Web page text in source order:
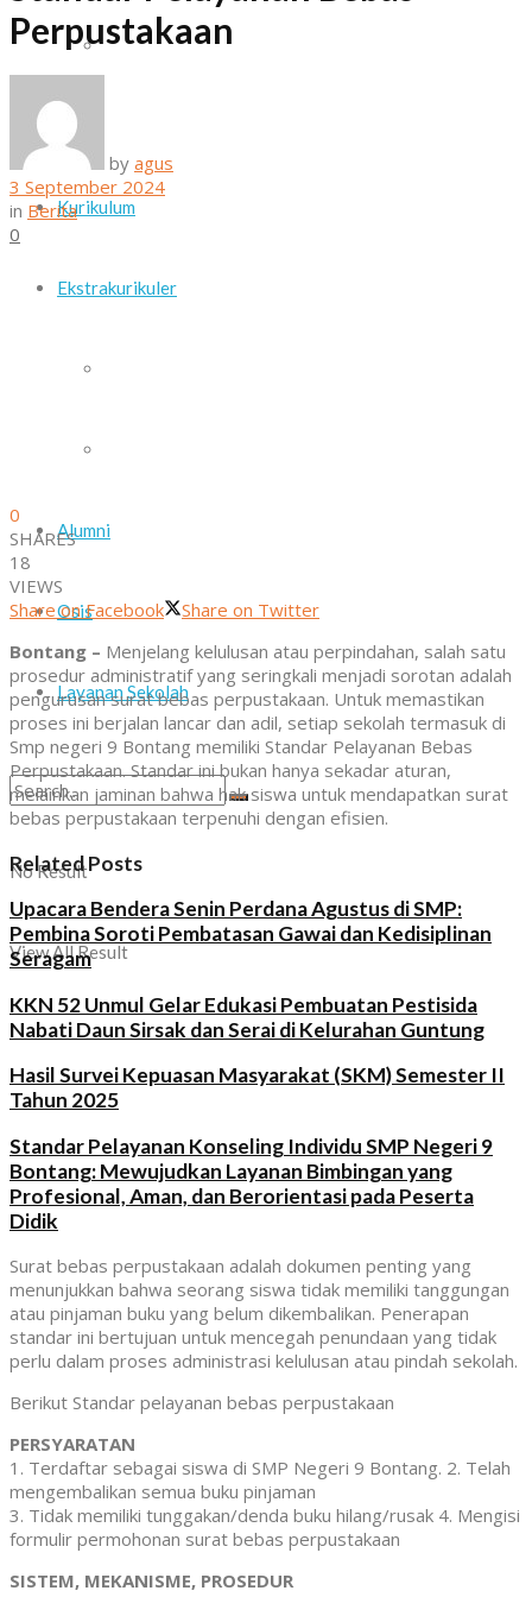
Daftar Guru dan Staf Sekolah
Kurikulum
Ekstrakurikuler
Alumni
Osis
Layanan Sekolah
No Result
View All Result
Perpustakaan
by agus
3 September 2024
in Berita
0
0
SHARES
18
VIEWS
Share on Facebook
Share on Twitter
Bontang – Menjelang kelulusan atau perpindahan, salah satu
prosedur administratif yang seringkali menjadi sorotan adalah
pengurusan surat bebas perpustakaan. Untuk memastikan
proses ini berjalan lancar dan adil, setiap sekolah termasuk di
Smp negeri 9 Bontang memiliki Standar Pelayanan Bebas
Perpustakaan. Standar ini bukan hanya sekadar aturan,
melainkan jaminan bahwa hak siswa untuk mendapatkan surat
bebas perpustakaan terpenuhi dengan efisien.
Related Posts
Upacara Bendera Senin Perdana Agustus di SMP:
Pembina Soroti Pembatasan Gawai dan Kedisiplinan
Seragam
KKN 52 Unmul Gelar Edukasi Pembuatan Pestisida
Nabati Daun Sirsak dan Serai di Kelurahan Guntung
Hasil Survei Kepuasan Masyarakat (SKM) Semester II
Tahun 2025
Standar Pelayanan Konseling Individu SMP Negeri 9
Bontang: Mewujudkan Layanan Bimbingan yang
Profesional, Aman, dan Berorientasi pada Peserta
Didik
Surat bebas perpustakaan adalah dokumen penting yang
menunjukkan bahwa seorang siswa tidak memiliki tanggungan
atau pinjaman buku yang belum dikembalikan. Penerapan
standar ini bertujuan untuk mencegah penundaan yang tidak
perlu dalam proses administrasi kelulusan atau pindah sekolah.
Berikut Standar pelayanan bebas perpustakaan
PERSYARATAN
1. Terdaftar sebagai siswa di SMP Negeri 9 Bontang. 2. Telah
mengembalikan semua buku pinjaman
3. Tidak memiliki tunggakan/denda buku hilang/rusak 4. Mengisi
formulir permohonan surat bebas perpustakaan
SISTEM, MEKANISME, PROSEDUR